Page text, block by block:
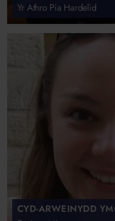
Yr Athro Pia Hardelid
CYD-ARWEINYDD